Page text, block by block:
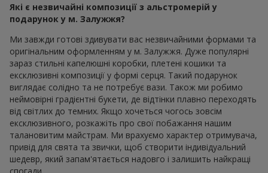
Які є незвичайні композиції з альстромерій у
подарунок у м. Залужжя?
Ми завжди готові здивувати вас незвичайними формами та
оригінальним оформленням у м. Залужжя. Дуже популярні
зараз стильні капелюшні коробки, плетені кошики та
ексклюзивні композиції у формі серця. Такий подарунок
виглядає солідно та не потребує вази. Також ми робимо
неймовірні градієнтні букети, де відтінки плавно переходять
від світлих до темних. Якщо хочеться чогось зовсім
ексклюзивного, розкажіть про свої побажання нашим
талановитим майстрам. Ми врахуємо характер отримувача,
привід для свята та звички, щоб створити індивідуальний
шедевр, який запам'ятається надовго і залишить найкращі